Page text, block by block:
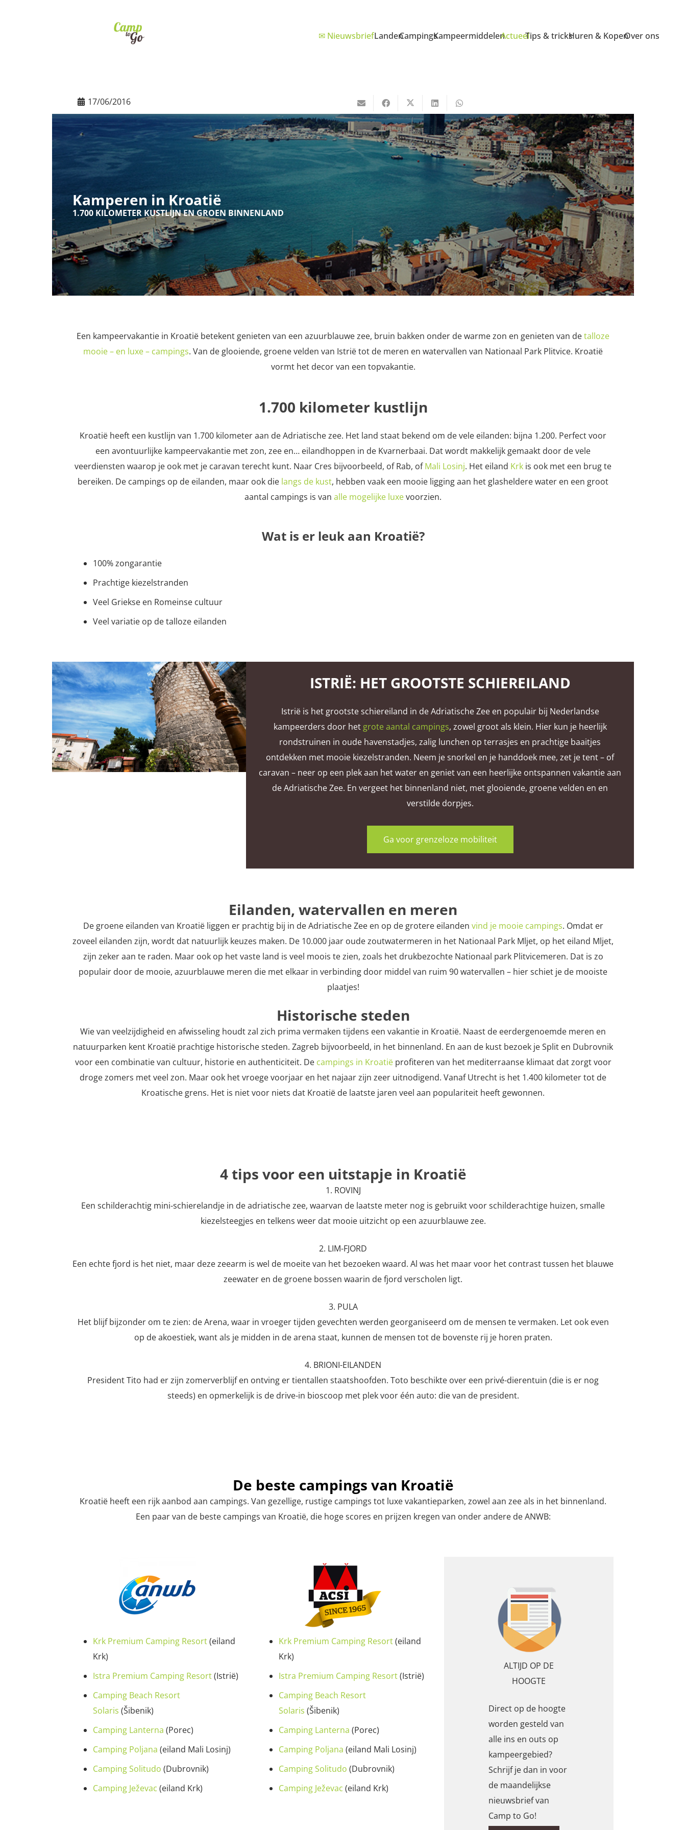
✉ NieuwsbriefLandenCampingsKampeermiddelenActueelTips & tricksHuren & KopenOver ons
17/06/2016
Kamperen in Kroatië
1.700 KILOMETER KUSTLIJN EN GROEN BINNENLAND
Een kampeervakantie in Kroatië betekent genieten van een azuurblauwe zee, bruin bakken onder de warme zon en genieten van detalloze
mooie – en luxe – campings. Van de glooiende, groene velden van Istrië tot de meren en watervallen van Nationaal Park Plitvice. Kroatië
vormt het decor van een topvakantie.
1.700 kilometer kustlijn
Kroatië heeft een kustlijn van 1.700 kilometer aan de Adriatische zee. Het land staat bekend om de vele eilanden: bijna 1.200. Perfect voor
een avontuurlijke kampeervakantie met zon, zee en… eilandhoppen in de Kvarnerbaai. Dat wordt makkelijk gemaakt door de vele
veerdiensten waarop je ook met je caravan terecht kunt. Naar Cres bijvoorbeeld, of Rab, ofMali Losinj. Het eiland Krk is ook met een brug te
bereiken. De campings op de eilanden, maar ook die langs de kust, hebben vaak een mooie ligging aan het glasheldere water en een groot
aantal campings is van alle mogelijke luxevoorzien.
Wat is er leuk aan Kroatië?
100% zongarantie
Prachtige kiezelstranden
Veel Griekse en Romeinse cultuur
Veel variatie op de talloze eilanden
ISTRIË: HET GROOTSTE SCHIEREILAND
Istrië is het grootste schiereiland in de Adriatische Zee en populair bij Nederlandse
kampeerders door hetgrote aantal campings, zowel groot als klein. Hier kun je heerlijk
rondstruinen in oude havenstadjes, zalig lunchen op terrasjes en prachtige baaitjes
ontdekken met mooie kiezelstranden. Neem je snorkel en je handdoek mee, zet je tent – of
caravan – neer op een plek aan het water en geniet van een heerlijke ontspannen vakantie aan
de Adriatische Zee. En vergeet het binnenland niet, met glooiende, groene velden en en
verstilde dorpjes.
Ga voor grenzeloze mobiliteit
Eilanden, watervallen en meren
De groene eilanden van Kroatië liggen er prachtig bij in de Adriatische Zee en op de grotere eilanden vind je mooie campings. Omdat er
zoveel eilanden zijn, wordt dat natuurlijk keuzes maken. De 10.000 jaar oude zoutwatermeren in het Nationaal Park Mljet, op het eiland Mljet,
zijn zeker aan te raden. Maar ook op het vaste land is veel moois te zien, zoals het drukbezochte Nationaal park Plitvicemeren. Dat is zo
populair door de mooie, azuurblauwe meren die met elkaar in verbinding door middel van ruim 90 watervallen – hier schiet je de mooiste
plaatjes!
Historische steden
Wie van veelzijdigheid en afwisseling houdt zal zich prima vermaken tijdens een vakantie in Kroatië. Naast de eerdergenoemde meren en
natuurparken kent Kroatië prachtige historische steden. Zagreb bijvoorbeeld, in het binnenland. En aan de kust bezoek je Split en Dubrovnik
voor een combinatie van cultuur, historie en authenticiteit. De campings in Kroatiëprofiteren van het mediterraanse klimaat dat zorgt voor
droge zomers met veel zon. Maar ook het vroege voorjaar en het najaar zijn zeer uitnodigend. Vanaf Utrecht is het 1.400 kilometer tot de
Kroatische grens. Het is niet voor niets dat Kroatië de laatste jaren veel aan populariteit heeft gewonnen.
4 tips voor een uitstapje in Kroatië
1. ROVINJ
Een schilderachtig mini-schierelandje in de adriatische zee, waarvan de laatste meter nog is gebruikt voor schilderachtige huizen, smalle
kiezelsteegjes en telkens weer dat mooie uitzicht op een azuurblauwe zee.
2. LIM-FJORD
Een echte fjord is het niet, maar deze zeearm is wel de moeite van het bezoeken waard. Al was het maar voor het contrast tussen het blauwe
zeewater en de groene bossen waarin de fjord verscholen ligt.
3. PULA
Het blijf bijzonder om te zien: de Arena, waar in vroeger tijden gevechten werden georganiseerd om de mensen te vermaken. Let ook even
op de akoestiek, want als je midden in de arena staat, kunnen de mensen tot de bovenste rij je horen praten.
4. BRIONI-EILANDEN
President Tito had er zijn zomerverblijf en ontving er tientallen staatshoofden. Toto beschikte over een privé-dierentuin (die is er nog
steeds) en opmerkelijk is de drive-in bioscoop met plek voor één auto: die van de president.
De beste campings van Kroatië
Kroatië heeft een rijk aanbod aan campings. Van gezellige, rustige campings tot luxe vakantieparken, zowel aan zee als in het binnenland.
Een paar van de beste campings van Kroatië, die hoge scores en prijzen kregen van onder andere de ANWB:
Krk Premium Camping Resort(eiland
Krk)
Istra Premium Camping Resort(Istrië)
Camping Beach Resort
Solaris (Šibenik)
Camping Lanterna (Porec)
Camping Poljana (eiland Mali Losinj)
Camping Solitudo (Dubrovnik)
Camping Ježevac (eiland Krk)
Krk Premium Camping Resort(eiland
Krk)
Istra Premium Camping Resort(Istrië)
Camping Beach Resort
Solaris (Šibenik)
Camping Lanterna (Porec)
Camping Poljana (eiland Mali Losinj)
Camping Solitudo (Dubrovnik)
Camping Ježevac (eiland Krk)
ALTIJD OP DE
HOOGTE
Direct op de hoogte
worden gesteld van
alle ins en outs op
kampeergebied?
Schrijf je dan in voor
de maandelijkse
nieuwsbrief van
Camp to Go!